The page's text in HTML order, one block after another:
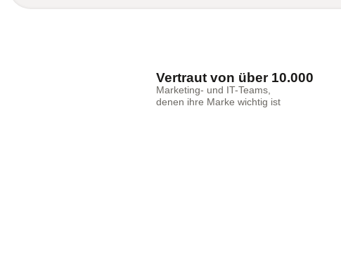
Vertraut von über 10.000
Marketing- und IT-Teams,
denen ihre Marke wichtig ist